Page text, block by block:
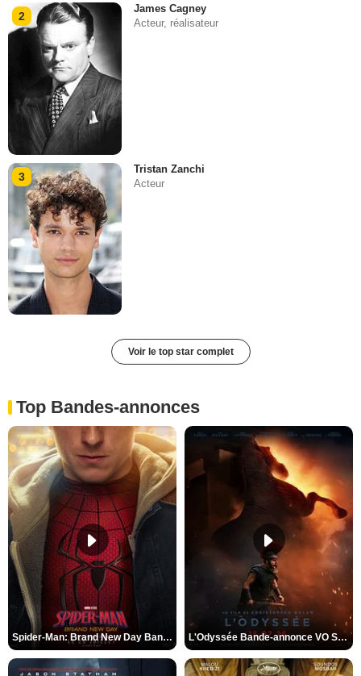
2
James Cagney
Acteur, réalisateur
3
Tristan Zanchi
Acteur
Voir le top star complet
Top Bandes-annonces
Spider-Man: Brand New Day Bande-annonce VO STFR L'Odyssée Bande-annonce VO STFR